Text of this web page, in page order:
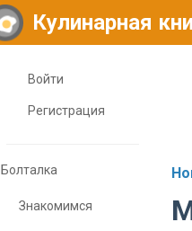
Кулинарная
Войти
Регистрация
Болталка
Знакомимся